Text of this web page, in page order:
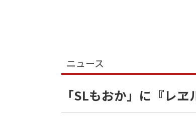
ニュース
「SLもおか」に『レ